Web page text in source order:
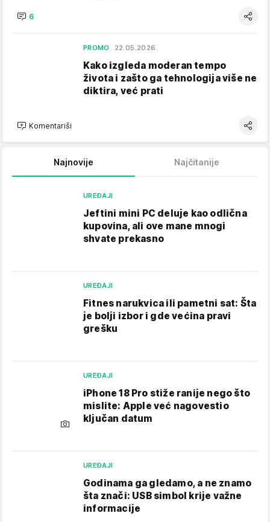
6
PROMO 22.05.2026.
Kako izgleda moderan tempo
života i zašto ga tehnologija više ne
diktira, već prati
Komentariši
Najnovije Najčitanije
UREĐAJI
Jeftini mini PC deluje kao odlična
kupovina, ali ove mane mnogi
shvate prekasno
UREĐAJI
Fitnes narukvica ili pametni sat: Šta
je bolji izbor i gde većina pravi
grešku
UREĐAJI
iPhone 18 Pro stiže ranije nego što
mislite: Apple već nagovestio
ključan datum
UREĐAJI
Godinama ga gledamo, a ne znamo
šta znači: USB simbol krije važne
informacije